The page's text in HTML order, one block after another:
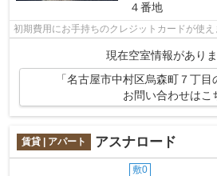
４番地
初期費用にお手持ちのクレジットカードが使え
現在空室情報がありま
「名古屋市中村区烏森町７丁
お問い合わせはこ
賃貸 | アパート アスナロード
敷0